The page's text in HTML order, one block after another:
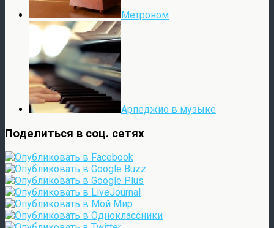
Метроном
Арпеджио в музыке
Поделиться в соц. сетях